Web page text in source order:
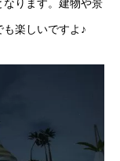
ります。建物や景
楽しいですよ♪